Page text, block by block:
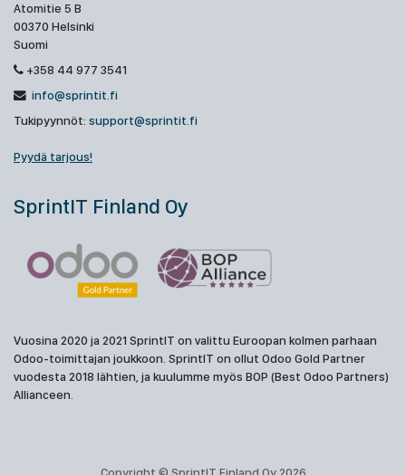
Atomitie 5 B
00370 Helsinki
Suomi
+358 44 977 3541
info@sprintit.fi
Tukipyynnöt: support@sprintit.fi
Pyydä tarjous!
SprintIT Finland Oy
Vuosina 2020 ja 2021 SprintIT on valittu Euroopan kolmen parhaan
Odoo-toimittajan joukkoon. SprintIT on ollut Odoo Gold Partner
vuodesta 2018 lähtien, ja kuulumme myös BOP (Best Odoo Partners)
Allianceen.
Copyright © SprintIT Finland Oy 2026